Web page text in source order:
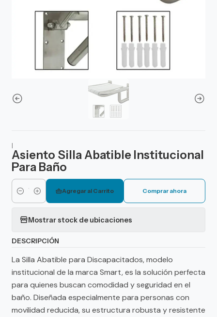
|
Asiento Silla Abatible Institucional
Para Baño
Cantidad
Agregar al Carrito Comprar ahora
Mostrar stock de ubicaciones
DESCRIPCIÓN
La Silla Abatible para Discapacitados, modelo
institucional de la marca Smart, es la solución perfecta
para quienes buscan comodidad y seguridad en el
baño. Diseñada especialmente para personas con
movilidad reducida, su estructura robusta y resistente